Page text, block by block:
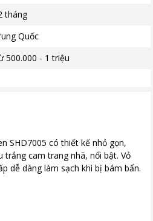
tháng
Quốc
500.000 - 1 triệu
SHD7005 có thiết kế nhỏ gọn,
cam trang nhã, nổi bật. Vỏ
dễ dàng làm sạch khi bị bám bẩn.